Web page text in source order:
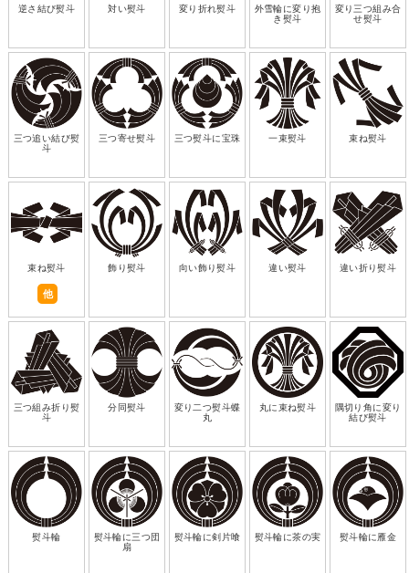
逆さ結び熨斗 対い熨斗 変り折れ熨斗
外雪輪に変り抱
き熨斗
変り三つ組み合
せ熨斗
三つ追い結び熨
斗
三つ寄せ熨斗 三つ熨斗に宝珠 一束熨斗 束ね熨斗
束ね熨斗
他
飾り熨斗 向い飾り熨斗 違い熨斗 違い折り熨斗
三つ組み折り熨
斗
分同熨斗
変り二つ熨斗蝶
丸
丸に束ね熨斗
隅切り角に変り
結び熨斗
熨斗輪
熨斗輪に三つ団
扇
熨斗輪に剣片喰 熨斗輪に茶の実 熨斗輪に雁金